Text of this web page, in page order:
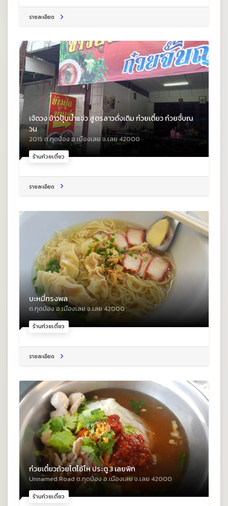
รายละเอียด
ร้านก๋วยเตี๋ยว
เจ้ดวง ข้าวปุ้นน้ำแจ่ว สูตรลาวดั่งเดิม ก๋วยเตี๋ยว ก๋วยจั๋บณ
วน
2015 ต.กุดป่อง อ.เมืองเลย จ.เลย 42000
รายละเอียด
ร้านก๋วยเตี๋ยว
บะหมี่ทรงพล
ต.กุดป่อง อ.เมืองเลย จ.เลย 42000
รายละเอียด
ร้านก๋วยเตี๋ยว
ก๋วยเตี๋ยวถ้วยโตโอ้โห ประตู 3 เลยพิท
Unnamed Road ต.กุดป่อง อ.เมืองเลย จ.เลย 42000